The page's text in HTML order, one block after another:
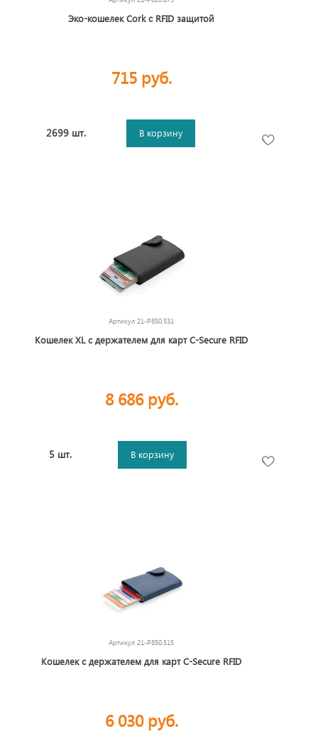
Эко-кошелек Cork c RFID защитой
715 руб.
2699 шт. В корзину
Артикул 21-P850.531
Кошелек XL с держателем для карт C-Secure RFID
8 686 руб.
5 шт. В корзину
Артикул 21-P850.515
Кошелек с держателем для карт C-Secure RFID
6 030 руб.